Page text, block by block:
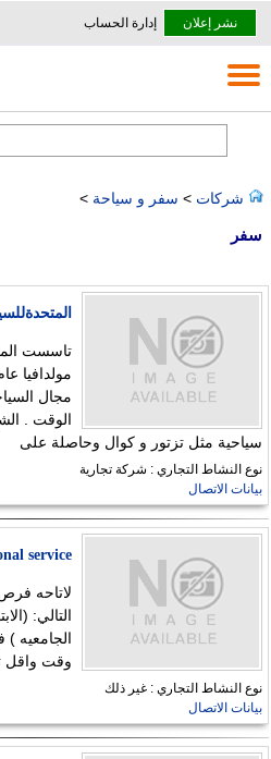
نشر إعلان إدارة الحساب
شركات> سفر و سياحة >
سفر
تاسست
مجال
الوقت .
سياحية مثل تزتور و كوال وحاصلة على
نوع النشاط التجاري : شركة تجارية
بيانات الاتصال
service
لاتاحه
التالي:
الجامعيه
وقت واقل
نوع النشاط التجاري : غير ذلك
بيانات الاتصال